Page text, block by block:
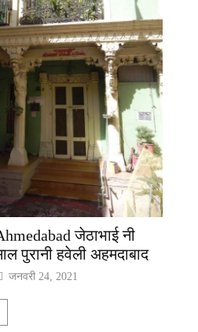
जेठाभाई नी
पुरानी हवेली अहमदाबाद
जनवरी 24, 2021